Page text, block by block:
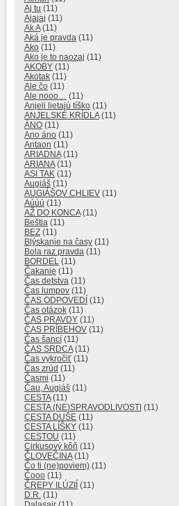
Aj tu (11)
Ajajaj (11)
Ak A(11)
Aká je pravda (11)
Ako (11)
Ako je to naozaj (11)
AKOBY (11)
Akotak (11)
Ale čo (11)
Ale nooo… (11)
Anjeli lietajú tíško (11)
ANJELSKÉ KRÍDLA(11)
ÁNO (11)
Ano áno (11)
Antaon (11)
ARIADNA(11)
ARIANA(11)
ASI TAK (11)
Augiáš (11)
AUGIÁŠOV CHLIEV (11)
Aúúú (11)
AŽ DO KONCA(11)
Beštia (11)
BEZ (11)
Blýskanie na časy (11)
Bola raz pravda (11)
BORDEL (11)
Čakanie (11)
Čas detstva (11)
Čas lumpov (11)
ČAS ODPOVEDÍ (11)
Čas otázok (11)
ČAS PRAVDY (11)
ČAS PRÍBEHOV (11)
Čas šancí (11)
ČAS SRDCA(11)
Čas vykročiť (11)
Čas zrúd (11)
Časmi (11)
Čau, Augiáš (11)
CESTA(11)
CESTA (NE)SPRAVODLIVOSTI (11)
CESTA DUŠE (11)
CESTA LÍŠKY (11)
CESTOU (11)
Cirkusový kôň (11)
ČLOVEČINA(11)
Čo ti (ne)poviem) (11)
Čooo (11)
ČREPY ILÚZIÍ
(11)
D.R. (11)